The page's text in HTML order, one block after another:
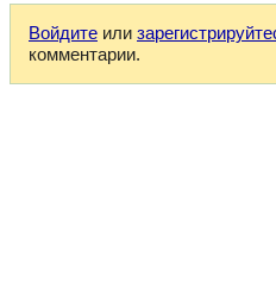
Войдите или
комментарии.